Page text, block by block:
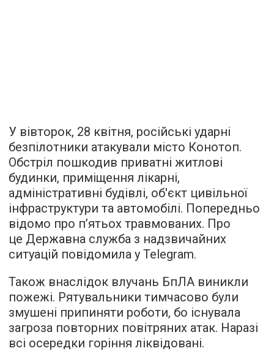
У вівторок, 28 квітня, російські ударні
безпілотники атакували місто Конотоп.
Обстріл пошкодив приватні житлові
будинки, приміщення лікарні,
адміністративні будівлі, об'єкт цивільної
інфраструктури та автомобілі. Попередньо
відомо про п’ятьох травмованих. Про
це Державна служба з надзвичайних
ситуацій повідомила у Telegram.
Також внаслідок влучань БпЛА виникли
пожежі. Рятувальники тимчасово були
змушені припиняти роботи, бо існувала
загроза повторних повітряних атак. Наразі
всі осередки горіння ліквідовані.